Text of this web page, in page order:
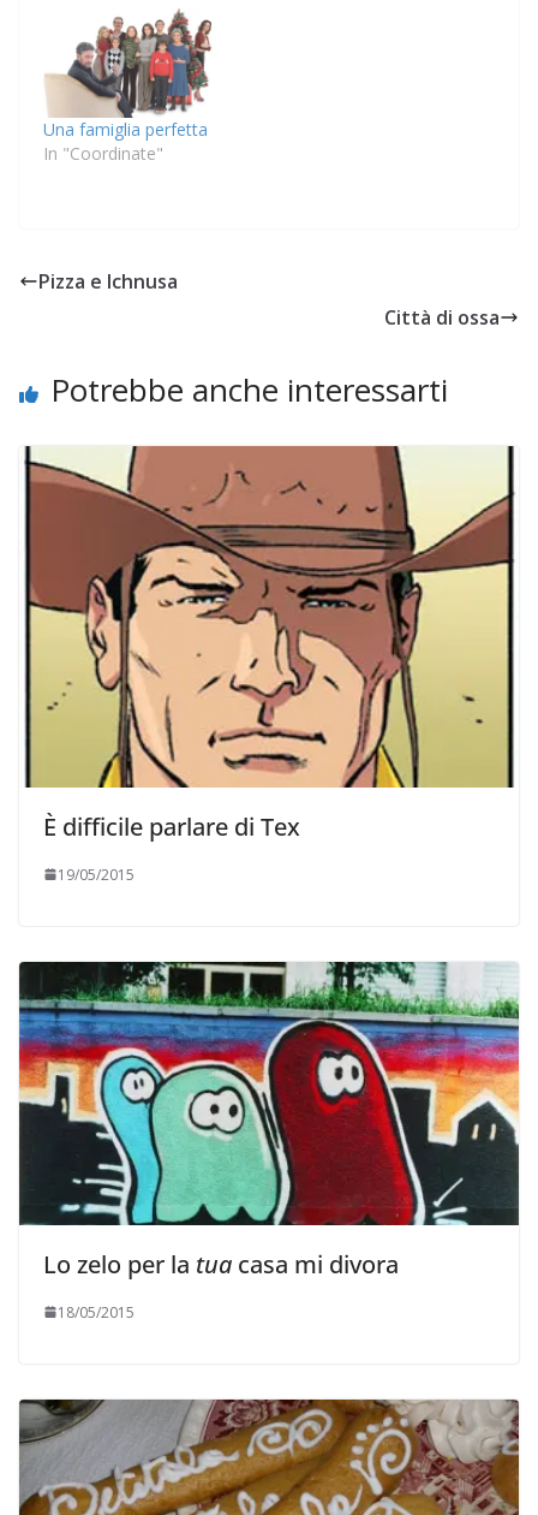
Una famiglia perfetta
In "Coordinate"
Pizza e Ichnusa
Città di ossa
Potrebbe anche interessarti
È difficile parlare di Tex
19/05/2015
Lo zelo per la tua casa mi divora
18/05/2015